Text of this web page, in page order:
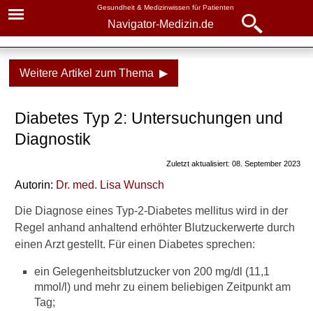
Gesundheit & Medizinwissen für Patienten
Navigator-Medizin.de
Weitere Artikel zum Thema ▶
Diabetes Typ 2: Untersuchungen und
Diagnostik
Zuletzt aktualisiert: 08. September 2023
Autorin: Dr. med. Lisa Wunsch
Die Diagnose eines Typ-2-Diabetes mellitus wird in der
Regel anhand anhaltend erhöhter Blutzuckerwerte durch
einen Arzt gestellt. Für einen Diabetes sprechen:
ein Gelegenheitsblutzucker von 200 mg/dl (11,1
mmol/l) und mehr zu einem beliebigen Zeitpunkt am
Tag;
Navigator-Medizin.de
► Krankheiten
► Diagnostik & Laborwerte
► Therapieverfahren
► Medikamente
Navigator-
Medizin.de
▾
Diabetes, Typ 2
Ursachen
Symptome
Diagnostik
Blutzucker-Tagesprofil